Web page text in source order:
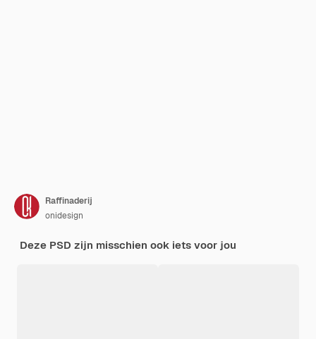
Raffinaderij
onidesign
Deze PSD zijn misschien ook iets voor jou